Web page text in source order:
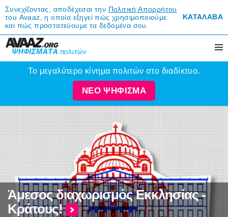
Συνεχίζοντας, αποδέχεσαι την Πολιτική Απορρήτου
του Avaaz, η οποία εξηγεί πώς χρησιμοποιούμε
και πώς προστατεύουμε τα δεδομένα σου.
ΚΑΤΑΛΑΒΑ
Το μεγαλύτερο κίνημα πολιτών στο διαδίκτυο.
ΝΕΟ ΨΗΦΙΣΜΑ
Άμεσος διαχωρισμός Εκκλησίας -
Κράτους!